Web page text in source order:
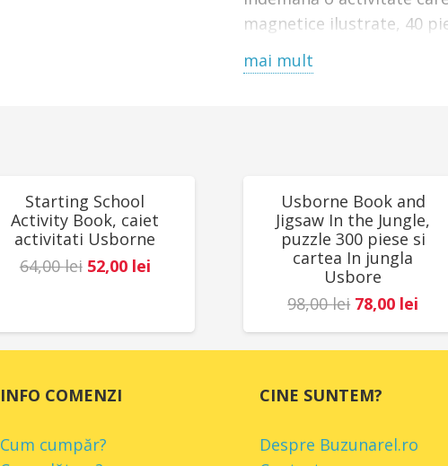
magnetice ilustrate, 40
recomandată: +3 ani.
3 ani. Conține magnet! Se
mai mult
REDUCERI!
Starting School
Activity Book, caiet
activitati Usborne
64,00lei Prețul
fost:
52,00 leiPrețul
52,00 lei.
REDUCERI!
Usborne Book and
Jigsaw In the Jungle,
puzzle 300 piese si
cartea In jungla
Usbore
98,00lei Prețul
inițial
a
98,00 lei.
78,00 lei
INFO COMENZI
Cum cumpăr?
CINE SUNTEM?
Despre Buzunarel.ro